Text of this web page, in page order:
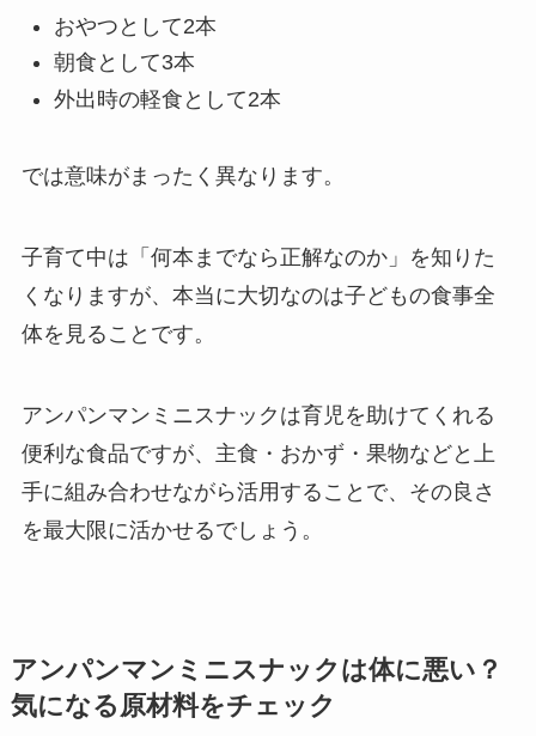
おやつとして2本
朝食として3本
外出時の軽食として2本
では意味がまったく異なります。
子育て中は「何本までなら正解なのか」を知りた
くなりますが、本当に大切なのは子どもの食事全
体を見ることです。
アンパンマンミニスナックは育児を助けてくれる
便利な食品ですが、主食・おかず・果物などと上
手に組み合わせながら活用することで、その良さ
を最大限に活かせるでしょう。
アンパンマンミニスナックは体に悪い？
気になる原材料をチェック